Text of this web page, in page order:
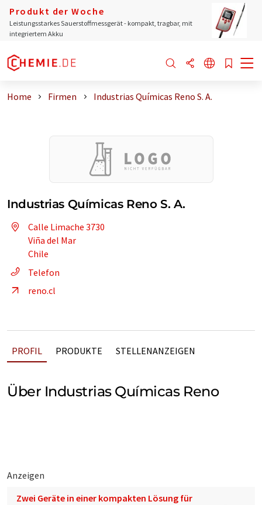
Produkt der Woche
Leistungsstarkes Sauerstoffmessgerät - kompakt, tragbar, mit
integriertem Akku
Home Firmen Industrias Químicas Reno S. A.
Industrias Químicas Reno S. A.
Calle Limache 3730
Viña del Mar
Chile
Telefon
reno.cl
PROFIL PRODUKTE STELLENANZEIGEN
Über Industrias Químicas Reno
Anzeigen
Zwei Geräte in einer kompakten Lösung für